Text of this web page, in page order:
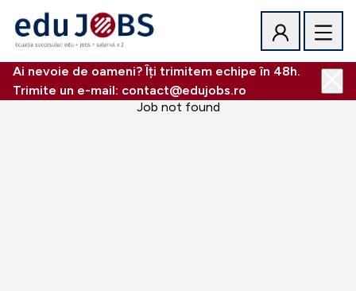
Ai nevoie de oameni? Îți trimitem echipe în 48h.
Trimite un e-mail: contact@edujobs.ro
Job not found